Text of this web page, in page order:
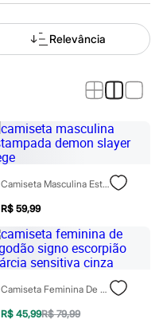
Relevância
Camiseta Masculina Estampada Demon Slayer Bege
R$ 59,99
Camiseta Feminina De Algodão Signo Escorpião Márcia Sensitiva Cinza
R$ 45,99R$ 79,99